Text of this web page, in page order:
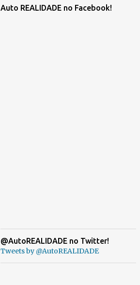
Auto REALIDADE no Facebook!
@AutoREALIDADE no Twitter!
Tweets by @AutoREALIDADE